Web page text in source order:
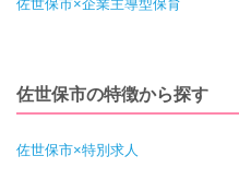
佐世保市×企業主導型保育
佐世保市の特徴から探す
佐世保市×特別求人